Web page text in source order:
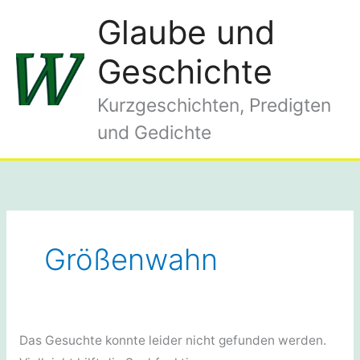
springen
Glaube und
Geschichte
Kurzgeschichten, Predigten
und Gedichte
Größenwahn
Das Gesuchte konnte leider nicht gefunden werden.